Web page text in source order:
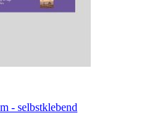
- selbstklebend